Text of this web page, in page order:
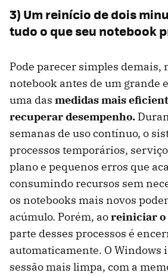
3) Um reinício de dois
tudo o que seu notebook
Pode parecer simples demais,
notebook antes de um grande
uma das medidas mais
recuperar desempenho.
semanas de uso contínuo, o
processos temporários,
plano e pequenos erros que
consumindo recursos sem
os notebooks mais novos
acúmulo. Porém, aoreiniciar o
parte desses processos é
automaticamente. O Windows
sessão mais limpa, com a